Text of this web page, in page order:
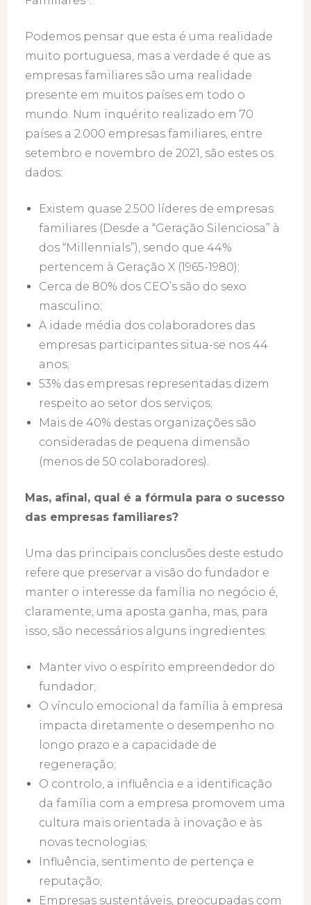
Podemos pensar que esta é uma realidade
muito portuguesa, mas a verdade é que as
empresas familiares são uma realidade
presente em muitos países em todo o
mundo. Num inquérito realizado em 70
países a 2.000 empresas familiares, entre
setembro e novembro de 2021, são estes os
dados:
Existem quase 2.500 líderes de empresas
familiares (Desde a “Geração Silenciosa” à
dos “Millennials”), sendo que 44%
pertencem à Geração X (1965-1980);
Cerca de 80% dos CEO’s são do sexo
masculino;
A idade média dos colaboradores das
empresas participantes situa-se nos 44
anos;
53% das empresas representadas dizem
respeito ao setor dos serviços;
Mais de 40% destas organizações são
consideradas de pequena dimensão
(menos de 50 colaboradores).
Mas, afinal, qual é a fórmula para o sucesso
das empresas familiares?
Uma das principais conclusões deste estudo
refere que preservar a visão do fundador e
manter o interesse da família no negócio é,
claramente, uma aposta ganha, mas, para
isso, são necessários alguns ingredientes:
Manter vivo o espírito empreendedor do
fundador;
O vínculo emocional da família à empresa
impacta diretamente o desempenho no
longo prazo e a capacidade de
regeneração;
O controlo, a influência e a identificação
da família com a empresa promovem uma
cultura mais orientada à inovação e às
novas tecnologias;
Influência, sentimento de pertença e
reputação;
Empresas sustentáveis, preocupadas com